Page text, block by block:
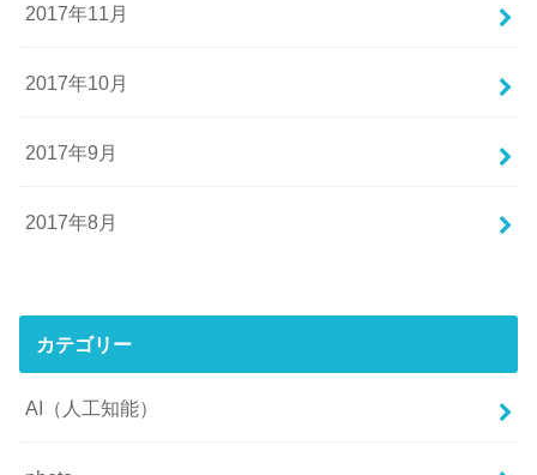
2017年11月
2017年10月
2017年9月
2017年8月
カテゴリー
AI（人工知能）